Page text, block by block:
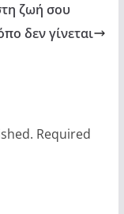
ζωή σου
δεν γίνεται
Required